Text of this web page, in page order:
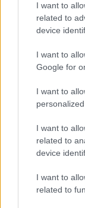
I want to
related to
device
I want to
Google for
I want to
I want to
related to
device
I want to
related to
ΑΙΧΜΕΣ: Και
ΣΚΑΪ:
ΑΙΧΜΕΣ:
Αποχώρησε